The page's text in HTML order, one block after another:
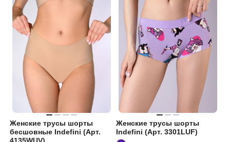
Женские трусы шорты
бесшовные Indefini (Арт.
Женские трусы шорты
Indefini (Арт. 3301LUF)